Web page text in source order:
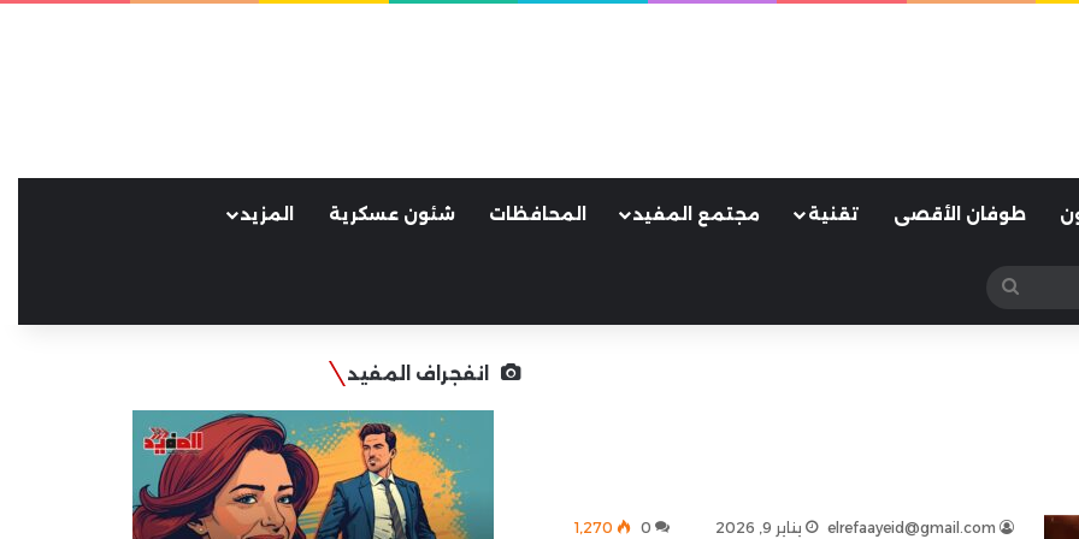
طوفان الأقصى تقنية مجتمع المفيد المحافظات شئون عسكرية المزيد
بحث
عن
elrefaayeid@gmail.com يناير 9, 2026 0 1٬270
انفجراف المفيد